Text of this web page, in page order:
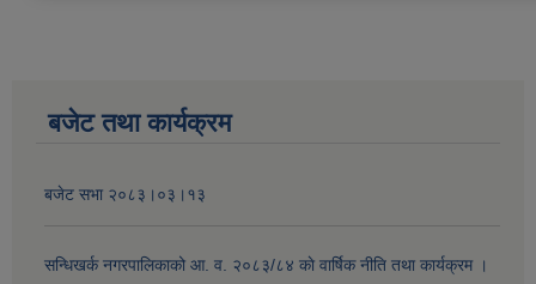
बजेट तथा कार्यक्रम
बजेट सभा २०८३।०३।१३
सन्धिखर्क नगरपालिकाको आ. व. २०८३/८४ काे वार्षिक नीति तथा कार्यक्रम ।